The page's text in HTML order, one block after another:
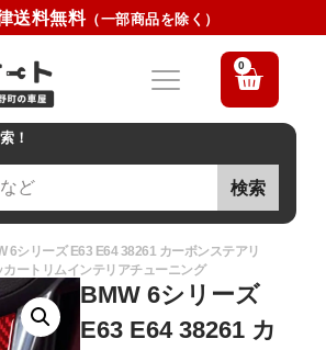
送料無料（一部商品を除く）
0
！
検索
6シリーズ E63 E64 38261 カーボンステアリ
カートリムインテリアチューニング
BMW 6シリーズ
E63 E64 38261 カ